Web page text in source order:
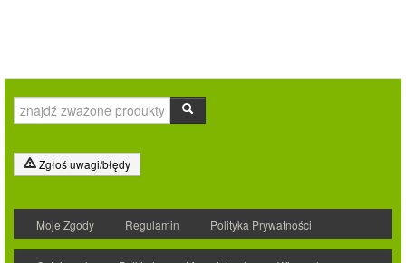
Zgłoś uwagi/błędy
Moje Zgody Regulamin Polityka Prywatności